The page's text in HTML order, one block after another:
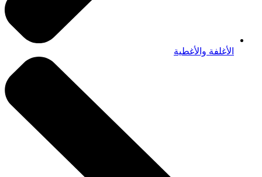
الأغلفة والأغطية